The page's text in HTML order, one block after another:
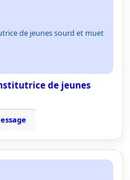
de jeunes sourd et muet
de jeunes